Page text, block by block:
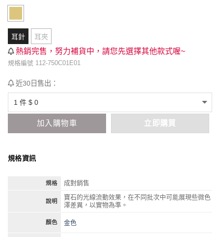
耳針 耳夾
熱銷完售，努力補貨中，請您先選擇其他款式喔~
規格編號 112-750C01E01
近30日售出：
加入購物車 立即購買
規格資訊
規格 成對銷售
說明
寶石的光線流動效果，在不同批次中可能展現些微色
澤差異，以實物為準。
顏色 金色